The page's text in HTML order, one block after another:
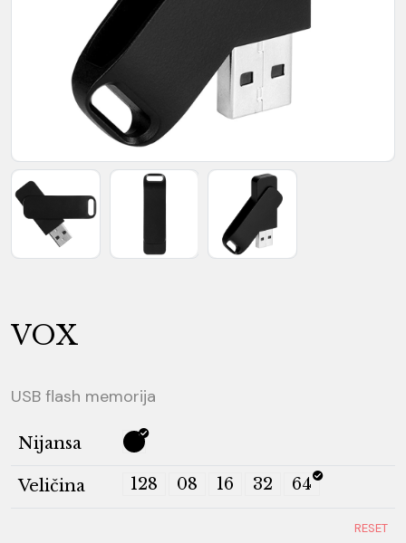
VOX
USB flash memorija
Nijansa
Veličina 128 08 16 32 64
RESET